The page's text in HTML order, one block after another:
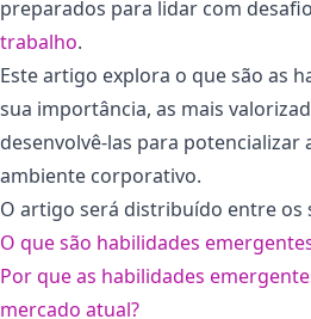
preparados para lidar com
trabalho.
Este artigo explora o que são as
sua importância, as mais
desenvolvê-las para potencializar
ambiente corporativo.
O artigo será distribuído entre os
O que são habilidades
Por que as habilidades
mercado atual?